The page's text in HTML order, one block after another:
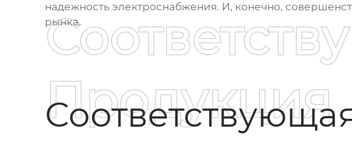
надежность электроснабжения. И, конечно,
рынка.
Продукция